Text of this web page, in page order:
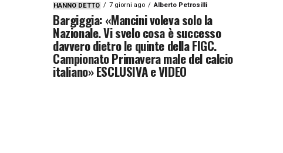
HANNO DETTO 7 giorni ago Alberto Petrosilli
Bargiggia: «Mancini voleva solo la
Nazionale. Vi svelo cosa è successo
davvero dietro le quinte della FIGC.
Campionato Primavera male del calcio
italiano» ESCLUSIVA e VIDEO